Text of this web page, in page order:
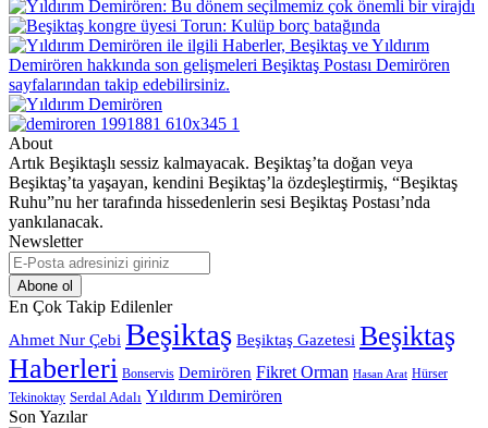
About
Artık Beşiktaşlı sessiz kalmayacak. Beşiktaş’ta doğan veya
Beşiktaş’ta yaşayan, kendini Beşiktaş’la özdeşleştirmiş, “Beşiktaş
Ruhu”nu her tarafında hissedenlerin sesi Beşiktaş Postası’nda
yankılanacak.
Newsletter
E-
Posta
adresinizi
giriniz
En Çok Takip Edilenler
Ahmet Nur Çebi Beşiktaş Beşiktaş Gazetesi Beşiktaş
Haberleri Bonservis Demirören Fikret Orman Hasan Arat Hürser
Tekinoktay Serdal Adalı Yıldırım Demirören
Son Yazılar